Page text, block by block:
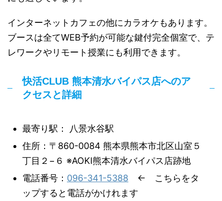
インターネットカフェの他にカラオケもあります。
ブースは全てWEB予約が可能な鍵付完全個室で、テ
レワークやリモート授業にも利用できます。
快活CLUB 熊本清水バイパス店へのア
クセスと詳細
最寄り駅： 八景水谷駅
住所：〒860-0084 熊本県熊本市北区山室５
丁目２−６ ※AOKI熊本清水バイパス店跡地
電話番号： 096-341-5388 ← こちらをタ
ップすると電話がかけれます